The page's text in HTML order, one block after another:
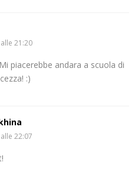
21:20
piacerebbe andara a scuola di
:)
22:07